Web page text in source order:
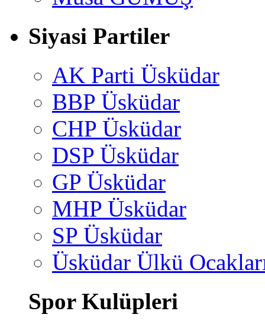
Siyasi Partiler
AK Parti Üsküdar
BBP Üsküdar
CHP Üsküdar
DSP Üsküdar
GP Üsküdar
MHP Üsküdar
SP Üsküdar
Üsküdar Ülkü
Spor Kulüpleri